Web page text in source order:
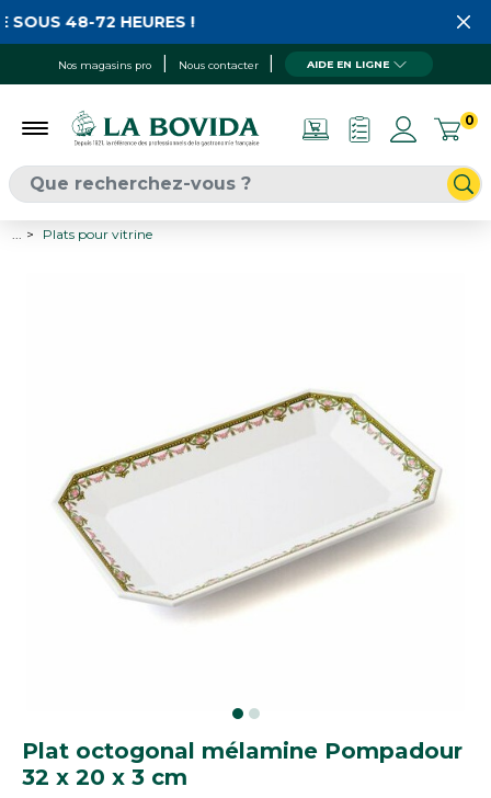
Nos magasins pro Nous contacter AIDE EN LIGNE
0
48-72 HEURES !
Plats pour vitrine
Plat octogonal mélamine Pompadour
32 x 20 x 3 cm